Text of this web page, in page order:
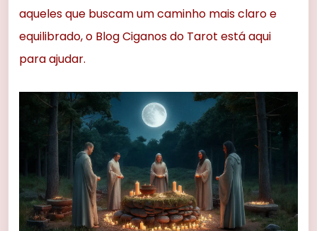
aqueles que buscam um caminho mais claro e
equilibrado, o Blog Ciganos do Tarot está aqui
para ajudar.